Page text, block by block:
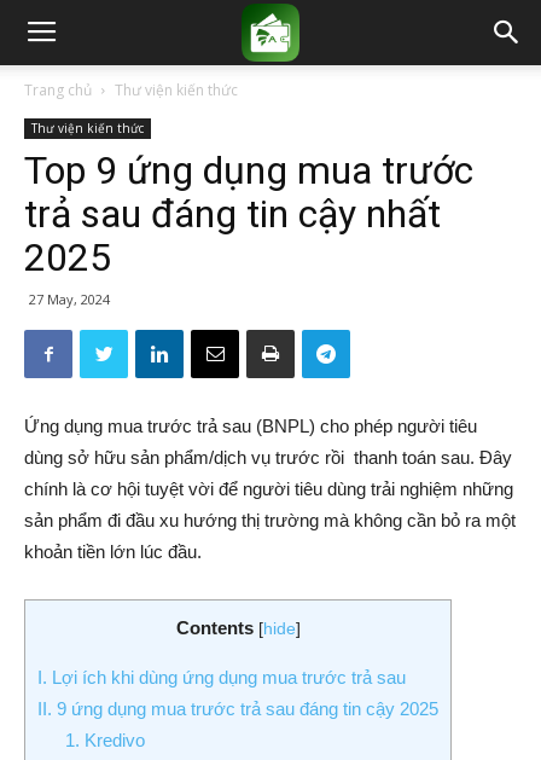
Trang chủ Thư viện kiến thức
Thư viện kiến thức
Top 9 ứng dụng mua trước
trả sau đáng tin cậy nhất
2025
27 May, 2024
Ứng dụng mua trước trả sau (BNPL) cho phép người tiêu
dùng sở hữu sản phẩm/dịch vụ trước rồi thanh toán sau. Đây
chính là cơ hội tuyệt vời để người tiêu dùng trải nghiệm những
sản phẩm đi đầu xu hướng thị trường mà không cần bỏ ra một
khoản tiền lớn lúc đầu.
Contents [hide]
I. Lợi ích khi dùng ứng dụng mua trước trả sau
II. 9 ứng dụng mua trước trả sau đáng tin cậy 2025
1. Kredivo